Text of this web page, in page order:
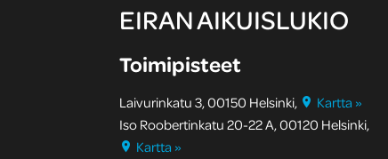
EIRAN AIKUISLUKIO
Toimipisteet
Laivurinkatu 3, 00150 Helsinki,
Kartta »
Iso Roobertinkatu 20-22 A, 00120 Helsinki,
Kartta »